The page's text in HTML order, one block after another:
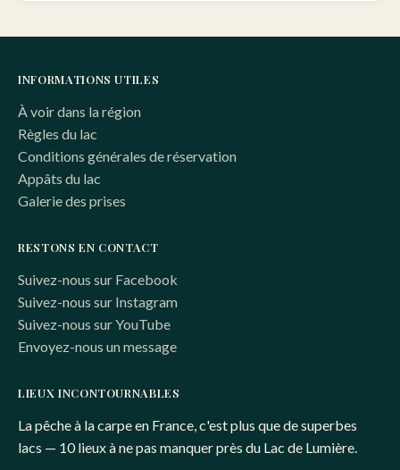
INFORMATIONS UTILES
À voir dans la région
Règles du lac
Conditions générales de réservation
Appâts du lac
Galerie des prises
RESTONS EN CONTACT
Suivez-nous sur Facebook
Suivez-nous sur Instagram
Suivez-nous sur YouTube
Envoyez-nous un message
LIEUX INCONTOURNABLES
La pêche à la carpe en France, c'est plus que de superbes
lacs — 10 lieux à ne pas manquer près du Lac de Lumière.